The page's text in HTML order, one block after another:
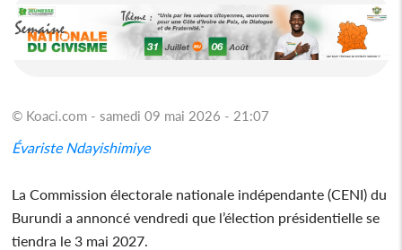
© Koaci.com - samedi 09 mai 2026 - 21:07
Évariste Ndayishimiye
La Commission électorale nationale indépendante (CENI) du
Burundi a annoncé vendredi que l’élection présidentielle se
tiendra le 3 mai 2027.